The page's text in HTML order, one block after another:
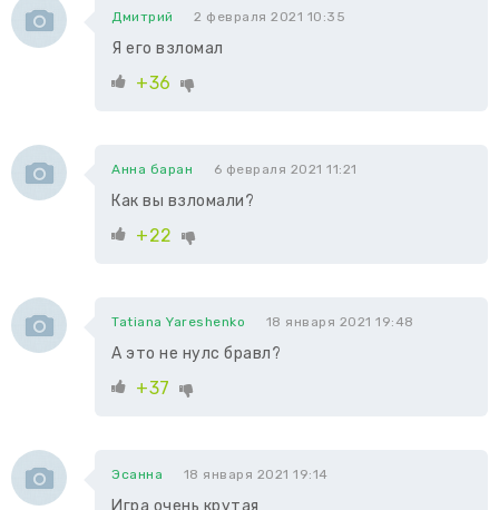
Дмитрий 2 февраля 2021 10:35
Я его взломал
+36
Анна баран 6 февраля 2021 11:21
Как вы взломали?
+22
Tatiana Yareshenko 18 января 2021 19:48
А это не нулс бравл?
+37
Эсанна 18 января 2021 19:14
Игра очень крутая